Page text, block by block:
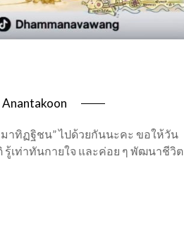
าทิฏฐิชน” ไปด้วยกันนะคะ ขอให้วัน
รู้เท่าทันกายใจ และค่อย ๆ พัฒนาชีวิต